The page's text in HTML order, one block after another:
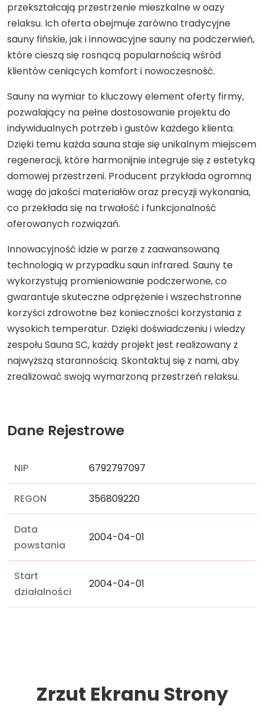
przekształcają przestrzenie mieszkalne w oazy
relaksu. Ich oferta obejmuje zarówno tradycyjne
sauny fińskie, jak i innowacyjne sauny na podczerwień,
które cieszą się rosnącą popularnością wśród
klientów ceniących komfort i nowoczesność.
Sauny na wymiar to kluczowy element oferty firmy,
pozwalający na pełne dostosowanie projektu do
indywidualnych potrzeb i gustów każdego klienta.
Dzięki temu każda sauna staje się unikalnym miejscem
regeneracji, które harmonijnie integruje się z estetyką
domowej przestrzeni. Producent przykłada ogromną
wagę do jakości materiałów oraz precyzji wykonania,
co przekłada się na trwałość i funkcjonalność
oferowanych rozwiązań.
Innowacyjność idzie w parze z zaawansowaną
technologią w przypadku saun infrared. Sauny te
wykorzystują promieniowanie podczerwone, co
gwarantuje skuteczne odprężenie i wszechstronne
korzyści zdrowotne bez konieczności korzystania z
wysokich temperatur. Dzięki doświadczeniu i wiedzy
zespołu Sauna SC, każdy projekt jest realizowany z
najwyższą starannością. Skontaktuj się z nami, aby
zrealizować swoją wymarzoną przestrzeń relaksu.
Dane Rejestrowe
NIP 6792797097
REGON 356809220
Data
powstania
2004-04-01
Start
działalności
2004-04-01
Zrzut Ekranu Strony